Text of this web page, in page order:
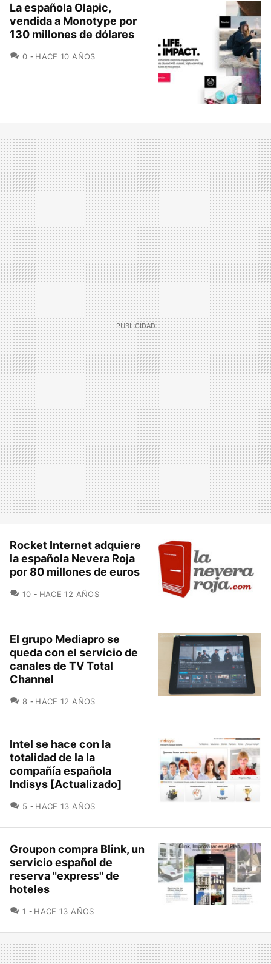
La española Olapic,
vendida a Monotype por
130 millones de dólares
0 COMENTARIOS
HACE 10 AÑOS
Rocket Internet adquiere
la española Nevera Roja
por 80 millones de euros
10 COMENTARIOS
HACE 12 AÑOS
El grupo Mediapro se
queda con el servicio de
canales de TV Total
Channel
8 COMENTARIOS
HACE 12 AÑOS
Intel se hace con la
totalidad de la la
compañía española
Indisys [Actualizado]
5 COMENTARIOS
HACE 13 AÑOS
Groupon compra Blink, un
servicio español de
reserva "express" de
hoteles
1 COMENTARIOS
HACE 13 AÑOS